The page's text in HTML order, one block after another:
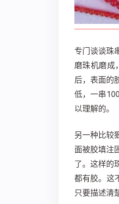
专门谈谈珠
磨珠机磨成
后，表面的
低，一串
以理解的。
另一种比较
面被胶填注
了。这样的
都有胶。这
只要描述清